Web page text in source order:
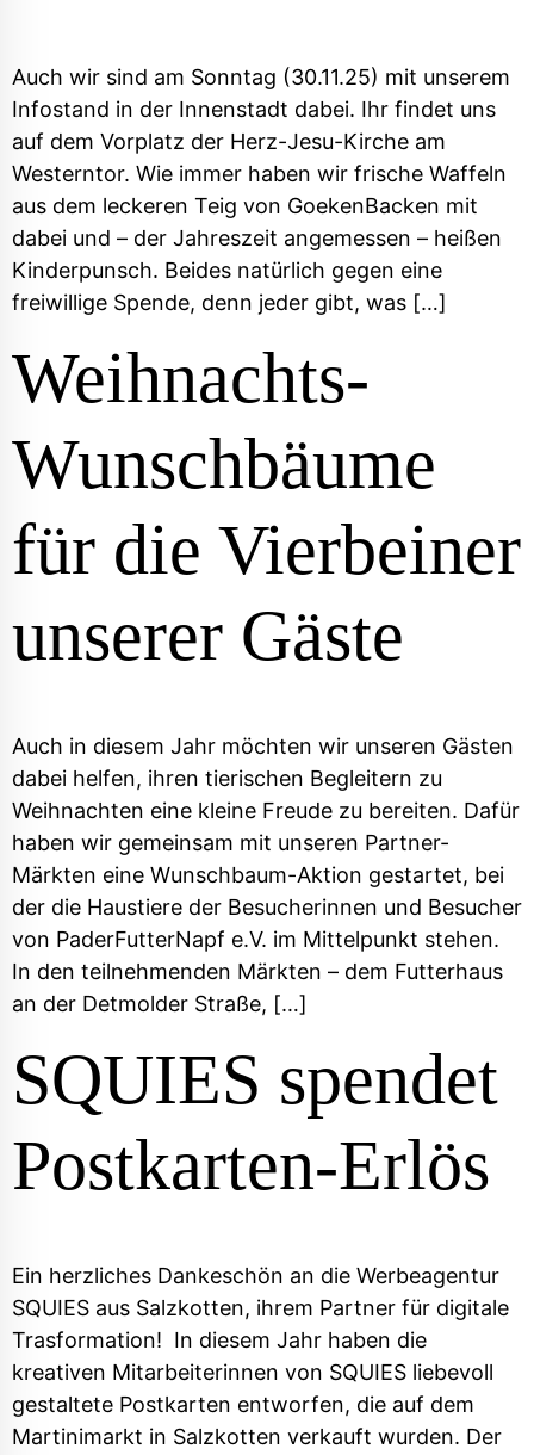
Auch wir sind am Sonntag (30.11.25) mit unserem
Infostand in der Innenstadt dabei. Ihr findet uns
auf dem Vorplatz der Herz-Jesu-Kirche am
Westerntor. Wie immer haben wir frische Waffeln
aus dem leckeren Teig von GoekenBacken mit
dabei und – der Jahreszeit angemessen – heißen
Kinderpunsch. Beides natürlich gegen eine
freiwillige Spende, denn jeder gibt, was […]
Weihnachts-
Wunschbäume
für die Vierbeiner
unserer Gäste
Auch in diesem Jahr möchten wir unseren Gästen
dabei helfen, ihren tierischen Begleitern zu
Weihnachten eine kleine Freude zu bereiten. Dafür
haben wir gemeinsam mit unseren Partner-
Märkten eine Wunschbaum-Aktion gestartet, bei
der die Haustiere der Besucherinnen und Besucher
von PaderFutterNapf e.V. im Mittelpunkt stehen.​
In den teilnehmenden Märkten – dem Futterhaus
an der Detmolder Straße, […]
SQUIES spendet
Postkarten-Erlös
Ein herzliches Dankeschön an die Werbeagentur
SQUIES aus Salzkotten, ihrem Partner für digitale
Trasformation! In diesem Jahr haben die
kreativen Mitarbeiterinnen von SQUIES liebevoll
gestaltete Postkarten entworfen, die auf dem
Martinimarkt in Salzkotten verkauft wurden. Der